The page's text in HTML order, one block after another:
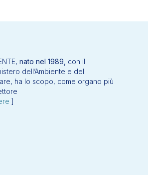
nato nel 1989, con il
dell’Ambiente e del
ha lo scopo, come organo più
]